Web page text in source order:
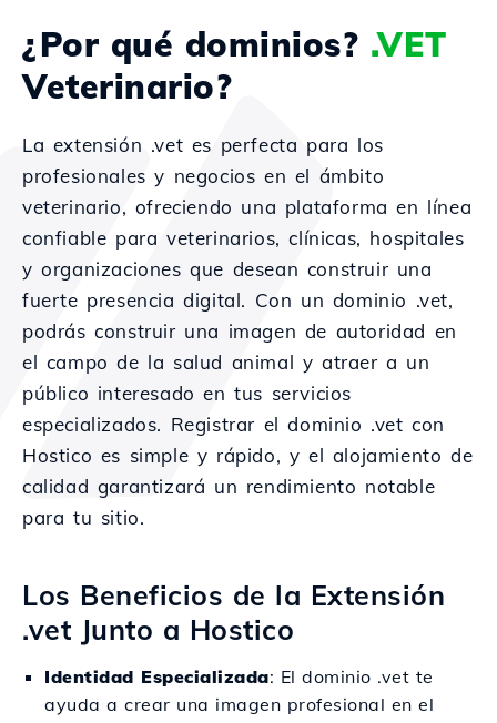
¿Por qué dominios? .VET
Veterinario?
La extensión .vet es perfecta para los
profesionales y negocios en el ámbito
veterinario, ofreciendo una plataforma en línea
confiable para veterinarios, clínicas, hospitales
y organizaciones que desean construir una
fuerte presencia digital. Con un dominio .vet,
podrás construir una imagen de autoridad en
el campo de la salud animal y atraer a un
público interesado en tus servicios
especializados. Registrar el dominio .vet con
Hostico es simple y rápido, y el alojamiento de
calidad garantizará un rendimiento notable
para tu sitio.
Los Beneficios de la Extensión
.vet Junto a Hostico
Identidad Especializada: El dominio .vet te
ayuda a crear una imagen profesional en el